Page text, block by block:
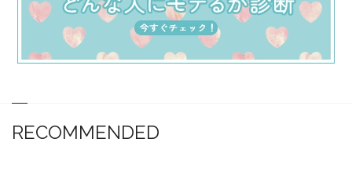
RECOMMENDED